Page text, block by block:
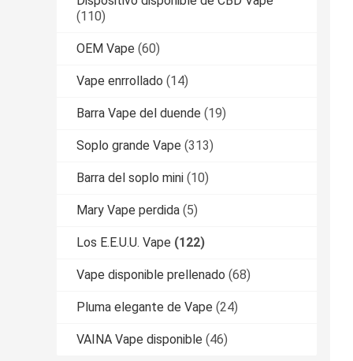
(110)
OEM Vape (60)
Vape enrrollado (14)
Barra Vape del duende (19)
Soplo grande Vape (313)
Barra del soplo mini (10)
Mary Vape perdida (5)
Los E.E.U.U. Vape (122)
Vape disponible prellenado (68)
Pluma elegante de Vape (24)
VAINA Vape disponible (46)